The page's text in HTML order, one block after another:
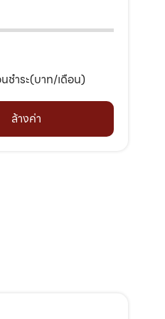
ชำระ(บาท/เดือน)
ล้างค่า